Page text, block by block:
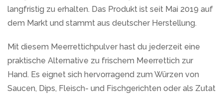
langfristig zu erhalten. Das Produkt ist seit Mai 2019 auf
dem Markt und stammt aus deutscher Herstellung.
Mit diesem Meerrettichpulver hast du jederzeit eine
praktische Alternative zu frischem Meerrettich zur
Hand. Es eignet sich hervorragend zum Würzen von
Saucen, Dips, Fleisch- und Fischgerichten oder als Zutat